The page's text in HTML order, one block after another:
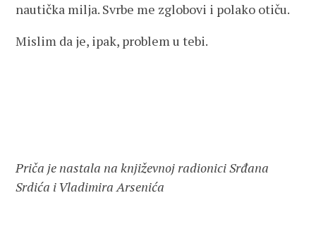
nautička milja. Svrbe me zglobovi i polako otiču.
Mislim da je, ipak, problem u tebi.
Priča je nastala na književnoj radionici Srđana
Srdića i Vladimira Arsenića